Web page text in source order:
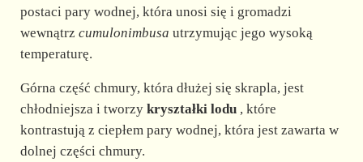
postaci pary wodnej, która unosi się i gromadzi
wewnątrz cumulonimbusa utrzymując jego wysoką
temperaturę.
Górna część chmury, która dłużej się skrapla, jest
chłodniejsza i tworzy kryształki lodu, które
kontrastują z ciepłem pary wodnej, która jest zawarta w
dolnej części chmury.